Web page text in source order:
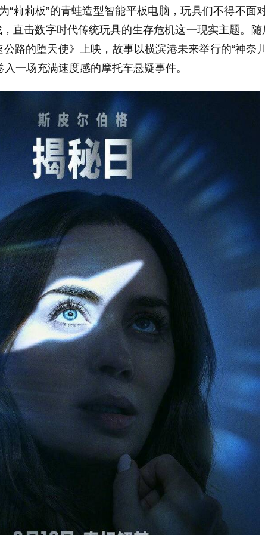
“莉莉板”的青蛙造型智能平板电脑，玩具们不得不面
直击数字时代传统玩具的生存危机这一现实主题。随
路的堕天使》上映，故事以横滨港未来举行的“神奈
一场充满速度感的摩托车悬疑事件。